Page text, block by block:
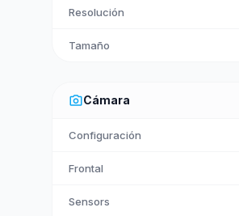
Resolución
Tamaño
photo_cameraCámara
Configuración
Frontal
Sensors